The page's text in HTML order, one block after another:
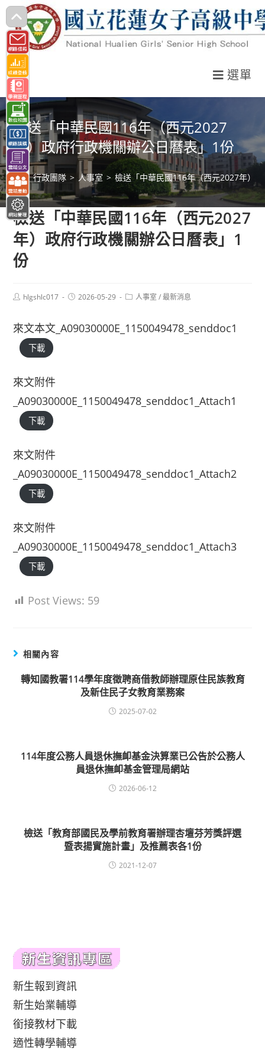
跳
轉
至
主
要
內
容
選單
檢送「中華民國116年（西元2027
年）政府行政機關辦公日曆表」1份
> 行政團隊 > 人事室 > 檢送「中華民國116年（西元2027年）
檢送「中華民國116年（西元2027
年）政府行政機關辦公日曆表」1
份
Posthlgshlc017
Post2026-05-29
Post人事室 / 最新消息
來文本文_A09030000E_1150049478_senddoc1
下載
來文附件
_A09030000E_1150049478_senddoc1_Attach1
下載
來文附件
_A09030000E_1150049478_senddoc1_Attach2
下載
來文附件
_A09030000E_1150049478_senddoc1_Attach3
下載
Post Views: 59
相關內容
轉知國教署114學年度徵聘商借教師辦理原住民族教育
及新住民子女教育業務案
2025-07-02
114年度公務人員退休撫卹基金決算業已公告於公務人
員退休撫卹基金管理局網站
2026-06-12
檢送「教育部國民及學前教育署辦理杏壇芬芳獎評選
暨表揚實施計畫」及推薦表各1份
2021-12-07
新生報到資訊
新生始業輔導
銜接教材下載
適性轉學輔導